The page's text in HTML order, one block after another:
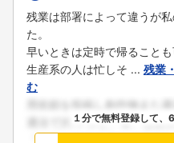
残業は部署によって違うが
た。
早いときは定時で帰ることも
生産系の人は忙しそ ... 残業
む
１分で無料登録して